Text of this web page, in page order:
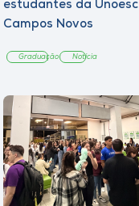
estudantes da Unoesc
Campos Novos
Graduação Notícia